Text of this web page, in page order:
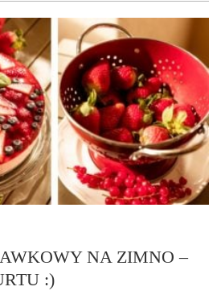
NA ZIMNO –
:)